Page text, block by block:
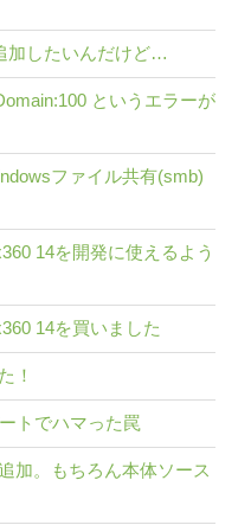
加したいんだけど…
というエラーが
ファイル共有(smb)
14を開発に使えるよう
14を買いました
！
トでハマった罠
加。もちろん本体ソース